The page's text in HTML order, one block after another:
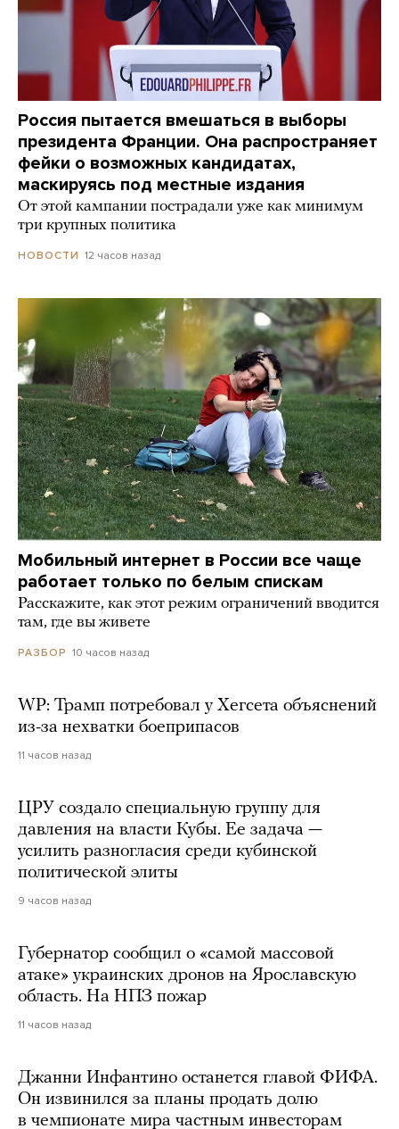
Россия пытается вмешаться в выборы
президента Франции. Она распространяет
фейки о возможных кандидатах,
маскируясь под местные издания
От этой кампании пострадали уже как минимум
три крупных политика
НОВОСТИ 12 часов назад
Мобильный интернет в России все чаще
работает только по белым спискам
Расскажите, как этот режим ограничений вводится
там, где вы живете
РАЗБОР 10 часов назад
WP: Трамп потребовал у Хегсета объяснений
из-за нехватки боеприпасов
11 часов назад
ЦРУ создало специальную группу для
давления на власти Кубы. Ее задача —
усилить разногласия среди кубинской
политической элиты
9 часов назад
Губернатор сообщил о «самой массовой
атаке» украинских дронов на Ярославскую
область. На НПЗ пожар
11 часов назад
Джанни Инфантино останется главой ФИФА.
Он извинился за планы продать долю
в чемпионате мира частным инвесторам